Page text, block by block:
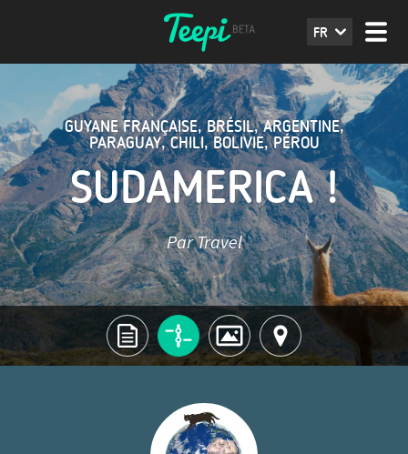
FR
GUYANE FRANÇAISE,BRÉSIL,ARGENTINE,
PARAGUAY,CHILI,BOLIVIE,PÉROU
SUDAMERICA !
Par Travel